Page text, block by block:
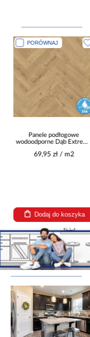
PORÓWNAJ
Panele podłogowe
wodoodporne Dąb Extreme
K326
69,95 zł / m2
Dodaj do koszyka